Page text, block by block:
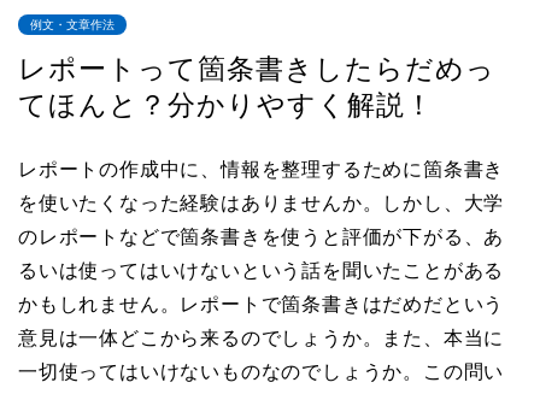
例文・文章作法
レポートって箇条書きしたらだめっ
てほんと？分かりやすく解説！
レポートの作成中に、情報を整理するために箇条書き
を使いたくなった経験はありませんか。しかし、大学
のレポートなどで箇条書きを使うと評価が下がる、あ
るいは使ってはいけないという話を聞いたことがある
かもしれません。レポートで箇条書きはだめだという
意見は一体どこから来るのでしょうか。また、本当に
一切使ってはいけないものなのでしょうか。この問い